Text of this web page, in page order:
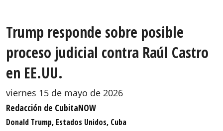
Trump responde sobre posible
proceso judicial contra Raúl Castro
en EE.UU.
viernes 15 de mayo de 2026
Redacción de CubitaNOW
Donald Trump, Estados Unidos, Cuba